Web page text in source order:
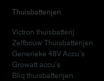
Thuisbatterijen
Victron thuisbatterij
Zelfbouw Thuisbatterijen
Generieke 48V Accu’s
Growatt accu’s
Bliq thuisbatterijen